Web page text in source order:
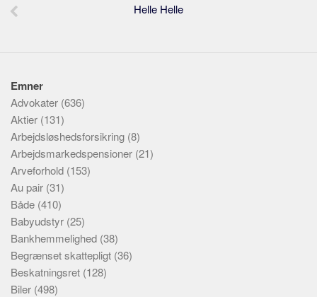
Helle Helle
Emner
Advokater (636)
Aktier (131)
Arbejdsløshedsforsikring (8)
Arbejdsmarkedspensioner (21)
Arveforhold (153)
Au pair (31)
Både (410)
Babyudstyr (25)
Bankhemmelighed (38)
Begrænset skattepligt (36)
Beskatningsret (128)
Biler (498)